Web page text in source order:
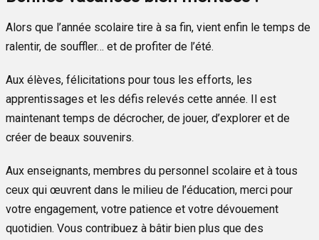
Alors que l’année scolaire tire à sa fin, vient enfin le temps de
ralentir, de souffler… et de profiter de l’été.
Aux élèves, félicitations pour tous les efforts, les
apprentissages et les défis relevés cette année. Il est
maintenant temps de décrocher, de jouer, d’explorer et de
créer de beaux souvenirs.
Aux enseignants, membres du personnel scolaire et à tous
ceux qui œuvrent dans le milieu de l’éducation, merci pour
votre engagement, votre patience et votre dévouement
quotidien. Vous contribuez à bâtir bien plus que des